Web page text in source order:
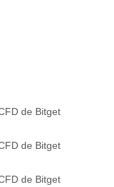
de Bitget
de Bitget
de Bitget